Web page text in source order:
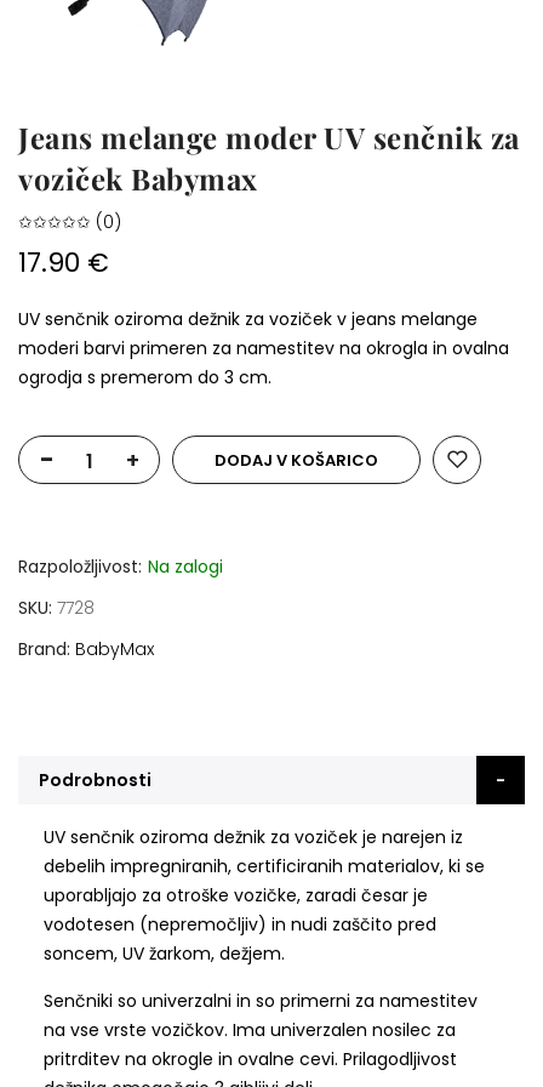
Jeans melange moder UV senčnik za
voziček Babymax
✩✩✩✩✩ (0)
17.90 €
UV senčnik oziroma dežnik za voziček v jeans melange
moderi barvi primeren za namestitev na okrogla in ovalna
ogrodja s premerom do 3 cm.
- + DODAJ V KOŠARICO
Razpoložljivost: Na zalogi
SKU 7728
Brand BabyMax
Podrobnosti
UV senčnik oziroma dežnik za voziček je narejen iz
debelih impregniranih, certificiranih materialov, ki se
uporabljajo za otroške vozičke, zaradi česar je
vodotesen (nepremočljiv) in nudi zaščito pred
soncem, UV žarkom, dežjem.
Senčniki so univerzalni in so primerni za namestitev
na vse vrste vozičkov. Ima univerzalen nosilec za
pritrditev na okrogle in ovalne cevi. Prilagodljivost